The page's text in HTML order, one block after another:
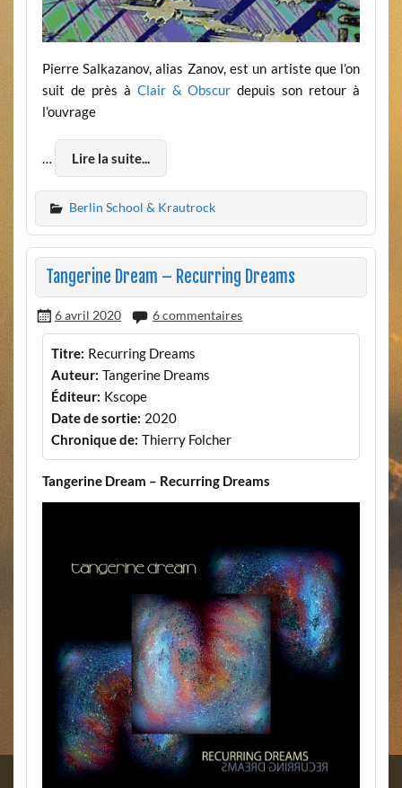
Pierre Salkazanov, alias Zanov, est un artiste que l’on
suit de près à Clair & Obscur depuis son retour à
l’ouvrage
… Lire la suite...
Berlin School & Krautrock
Tangerine Dream – Recurring Dreams
6 avril 2020 6 commentaires
Titre: Recurring Dreams
Auteur: Tangerine Dreams
Éditeur: Kscope
Date de sortie: 2020
Chronique de: Thierry Folcher
Tangerine Dream – Recurring Dreams